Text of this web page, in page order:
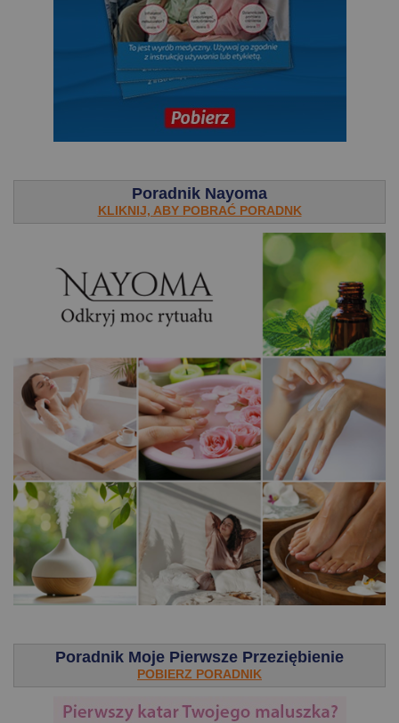
Poradnik Nayoma
KLIKNIJ, ABY POBRAĆ PORADNK
Poradnik Moje Pierwsze Przeziębienie
POBIERZ PORADNIK